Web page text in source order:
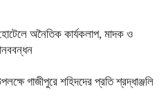
অনৈতিক কার্যকলাপ, মাদক ও
গাজীপুরে শহিদদের প্রতি শ্রদ্ধাঞ্জলি